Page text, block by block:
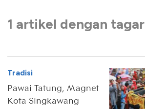
1 artikel dengan tagar
Tradisi
Pawai Tatung, Magnet
Kota Singkawang